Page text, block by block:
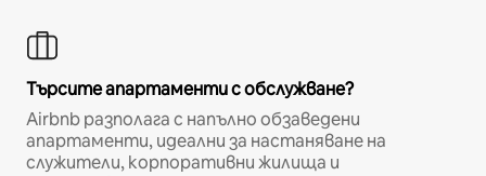
Търсите апартаменти с обслужване?
Airbnb разполага с напълно обзаведени
апартаменти, идеални за настаняване на
служители, корпоративни жилища и